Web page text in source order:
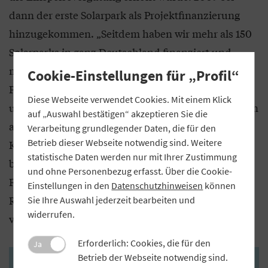
dann der erste Solarpark als Projektfinanzierung
hinzugekommen. „Seitdem haben wir mehr als 150
Solarparks in ganz Deutschland finanziert und
mehrere Tausend Dachanlagen. PV-
Projektfinanzierungen sind ein Kerngeschäftsfeld
unserer Bank, das wir offensiv spielen. Wir sprechen
aktiv Investoren an und gewinnen laufend neue
Kunden hinzu“, berichtet Sendlinger. Erfahrung
besitzt die VR-Bank Rottal-Inn auch bei der
Finanzierung von Biogasanlagen, von denen es im
Rottal mit seinen ausgedehnten Maisfeldern sehr
viele gibt, sowie neuerdings von Wärmenetzen.
Cookie-Einstellungen für „Profil“
Diese Webseite verwendet Cookies. Mit einem Klick
auf „Auswahl bestätigen“ akzeptieren Sie die
Verarbeitung grundlegender Daten, die für den
Betrieb dieser Webseite notwendig sind. Weitere
statistische Daten werden nur mit Ihrer Zustimmung
und ohne Personenbezug erfasst. Über die Cookie-
Einstellungen in den Datenschutzhinweisen können
Sie Ihre Auswahl jederzeit bearbeiten und
widerrufen.
Ja
Erforderlich: Cookies, die für den
Betrieb der Webseite notwendig sind.